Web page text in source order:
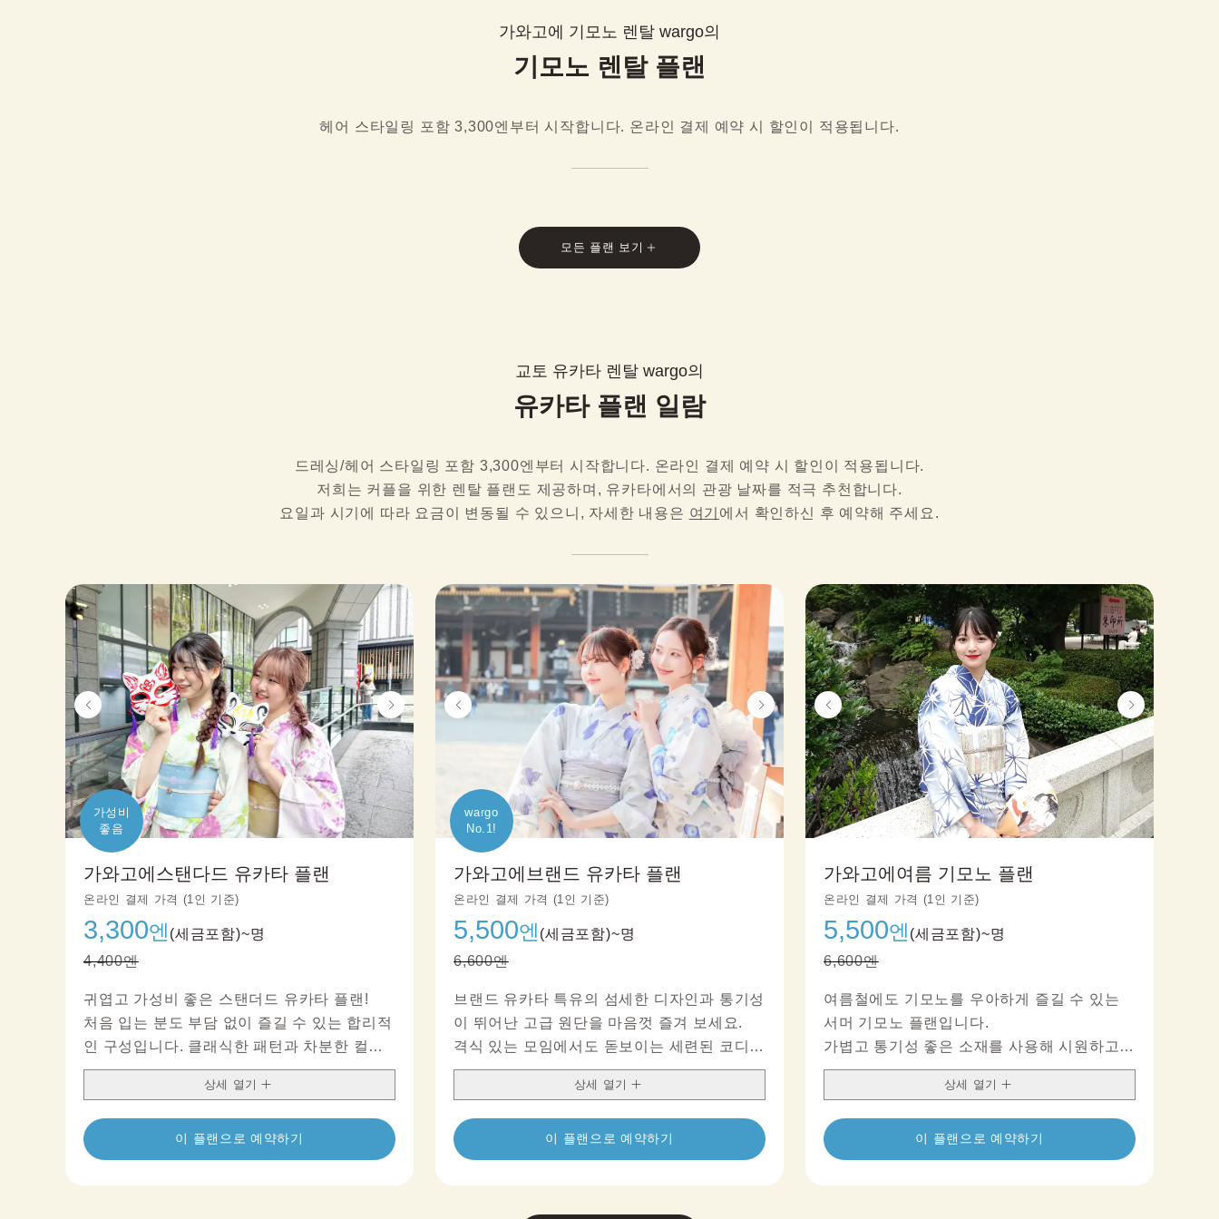
가와고에 기모노 렌탈 wargo의
기모노 렌탈 플랜
헤어 스타일링 포함 3,300엔부터 시작합니다. 온라인 결제 예약 시 할인이 적용됩니다.
모든 플랜 보기
교토 유카타 렌탈 wargo의
유카타 플랜 일람
드레싱/헤어 스타일링 포함 3,300엔부터 시작합니다. 온라인 결제 예약 시 할인이 적용됩니다.
저희는 커플을 위한 렌탈 플랜도 제공하며, 유카타에서의 관광 날짜를 적극 추천합니다.
요일과 시기에 따라 요금이 변동될 수 있으니, 자세한 내용은 여기 에서 확인하신 후 예약해 주세요.
가성비
좋음
가와고에스탠다드 유카타 플랜
온라인 결제 가격 (1인 기준)
3,300엔 (세금포함)~명
4,400엔
귀엽고 가성비 좋은 스탠더드 유카타 플랜!
처음 입는 분도 부담 없이 즐길 수 있는 합리적
인 구성입니다. 클래식한 패턴과 차분한 컬러
가 깔끔한 인상을 연출합니다.
오비에 장식을 더해 감각적인 코디를 완성해
보세요.
상세 열기
이 플랜으로 예약하기
wargo
No.1!
가와고에브랜드 유카타 플랜
온라인 결제 가격 (1인 기준)
5,500엔 (세금포함)~명
6,600엔
브랜드 유카타 특유의 섬세한 디자인과 통기성
이 뛰어난 고급 원단을 마음껏 즐겨 보세요.
격식 있는 모임에서도 돋보이는 세련된 코디
로, 당신만의 품격을 표현할 수 있습니다.
상세 열기
이 플랜으로 예약하기
가와고에여름 기모노 플랜
온라인 결제 가격 (1인 기준)
5,500엔 (세금포함)~명
6,600엔
여름철에도 기모노를 우아하게 즐길 수 있는
서머 기모노 플랜입니다.
가볍고 통기성 좋은 소재를 사용해 시원하고
편안하며, 여름 관광과 산책에 잘 어울립니다.
바람이 통하는 질감과 여름 분위기의 세련된
디자인이 상쾌하고 품격 있는 인상을 완성합니
다.
일본 전통의 아름다움과 현대적인 편안함을 조
화롭게 담아, 여름 여행이나 촬영, 우아한 애프
상세 열기
이 플랜으로 예약하기